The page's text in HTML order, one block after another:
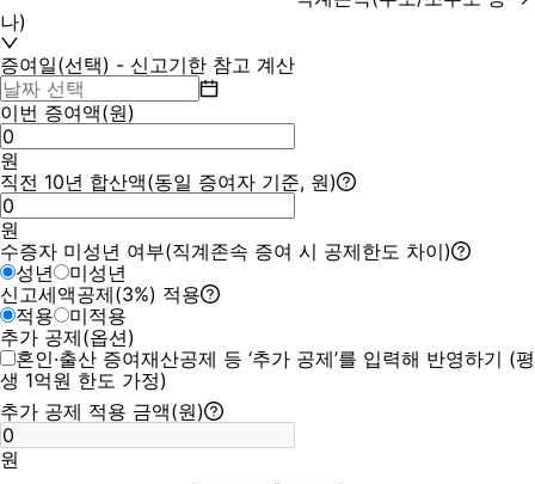
나)
증여일(선택) - 신고기한 참고 계산
이번 증여액(원)
원
직전 10년 합산액(동일 증여자 기준, 원)
원
수증자 미성년 여부(직계존속 증여 시 공제한도 차이)
성년
미성년
신고세액공제(3%) 적용
적용
미적용
추가 공제(옵션)
혼인·출산 증여재산공제 등 ‘추가 공제’를 입력해 반영하기 (평
생 1억원 한도 가정)
추가 공제 적용 금액(원)
원